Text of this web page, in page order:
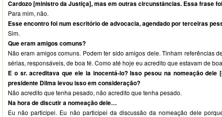
Cardozo [ministro da Justiça], mas em outras circunstâncias. Essa frase
Para mim, não.
Esse encontro foi num escritório de advocacia, agendado por terceiras
Sim.
Que eram amigos comuns?
Não eram amigos comuns. Podem ter sido amigos dele. Tinham referências
sérias, responsáveis, de boa fé. Como até hoje eu acredito que estavam de
E o sr. acreditava que ele ia inocentá-lo? Isso pesou na nomeação dele
presidente Dilma levou isso em consideração?
Não acredito que tenha pesado, não acredito que tenha pesado.
Na hora de discutir a nomeação dele…
Eu não participei. Eu não participei da discussão da nomeação dele